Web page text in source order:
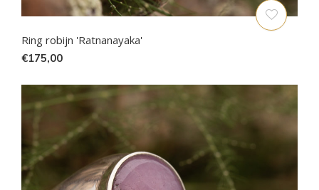
Ring robijn 'Ratnanayaka'
€175,00